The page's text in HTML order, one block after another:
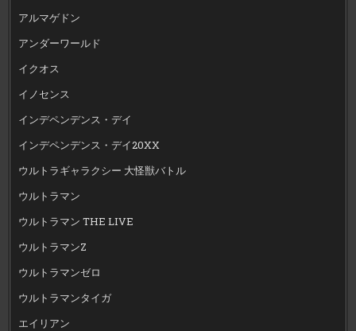
アルマゲドン
アンダーワールド
イクオス
イノセンス
インデペンデンス・デイ
インデペンデンス・デイ20XX
ウルトラギャラクシー 大怪獣バトル
ウルトラマン
ウルトラマン THE LIVE
ウルトラマンZ
ウルトラマンゼロ
ウルトラマンタイガ
エイリアン